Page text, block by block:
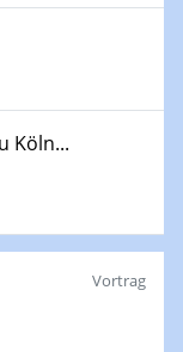
und
2D-
Köln...
Vortrag